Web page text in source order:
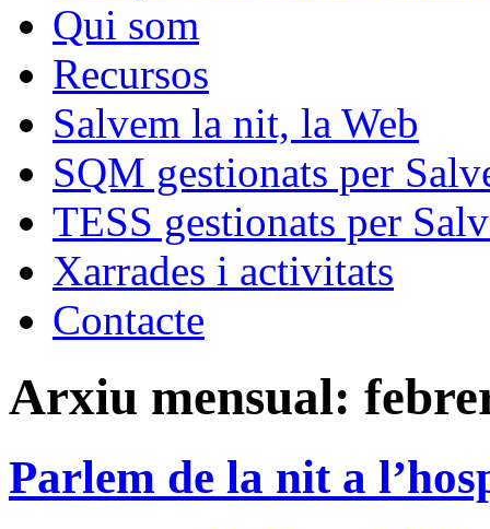
Qui som
Recursos
Salvem la nit, la Web
SQM gestionats per
TESS gestionats per
Xarrades i activitats
Contacte
Arxiu mensual:
Parlem de la nit a